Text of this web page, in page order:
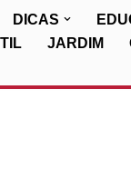
DICAS
JARDIM